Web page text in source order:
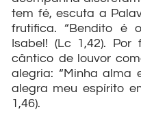
tem fé, escuta a
frutifica. “Bendito é
Isabel! (Lc 1,42).
cântico de louvor
alegria: “Minha alma
alegra meu espírito
1,46).